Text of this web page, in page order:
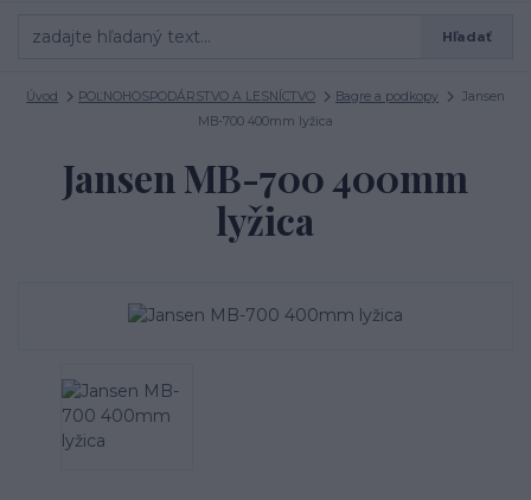
Hľadať
Úvod POĽNOHOSPODÁRSTVO A LESNÍCTVO Bagre a podkopy
Jansen
MB-700 400mm lyžica
Jansen MB-700 400mm
lyžica